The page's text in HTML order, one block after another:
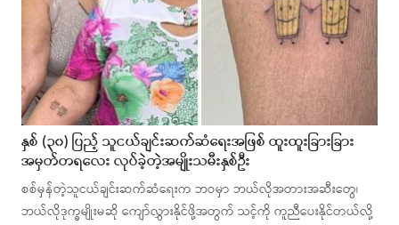
နှစ် (၃၀) ပြည့် သူငယ်ချင်းဆက်ဆံရေးအဖြစ် ထူးထူးခြားခြား
အမှတ်တရလေး လုပ်ခဲ့တဲ့အမျိုးသမီးနှစ်ဦး
စစ်မှန်တဲ့သူငယ်ချင်းဆက်ဆံရေးက ဘဝမှာ ဘယ်လိုအတားအဆီးတွေ၊
ဘယ်လိုဒုက္ခမျိုးမဆို ကျော်လွှားနိုင်ဖို့အတွက် သင့်ကို ကူညီပေးနိုင်တယ်လို့